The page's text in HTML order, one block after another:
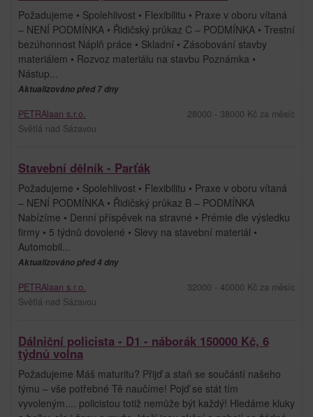
Požadujeme • Spolehlivost • Flexibilitu • Praxe v oboru vítaná
– NENÍ PODMÍNKA • Řidičský průkaz C – PODMÍNKA • Trestní
bezúhonnost Náplň práce • Skladní • Zásobování stavby
materiálem • Rozvoz materiálu na stavbu Poznámka •
Nástup...
Aktualizováno před 7 dny
PETRAlaan s.r.o.
Světlá nad Sázavou
28000 - 38000 Kč za měsíc
Stavební dělník - Parťák
Požadujeme • Spolehlivost • Flexibilitu • Praxe v oboru vítaná
– NENÍ PODMÍNKA • Řidičský průkaz B – PODMÍNKA
Nabízíme • Denní příspěvek na stravné • Prémie dle výsledku
firmy • 5 týdnů dovolené • Slevy na stavební materiál •
Automobil...
Aktualizováno před 4 dny
PETRAlaan s.r.o.
Světlá nad Sázavou
32000 - 40000 Kč za měsíc
Dálniční policista - D1 - náborák 150000 Kč, 6
týdnů volna
Požadujeme Máš maturitu? Přijď a staň se součástí našeho
týmu – vše potřebné Tě naučíme! Pojď se stát tím
vyvoleným.... policistou totiž nemůže být každý! Hledáme kluky